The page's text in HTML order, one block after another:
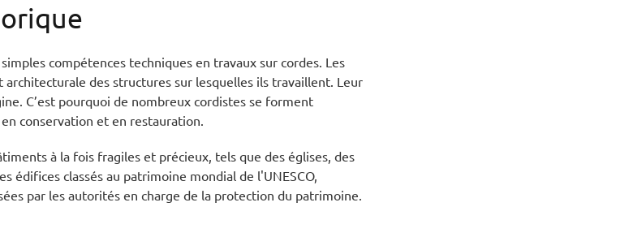
compétences techniques en travaux sur cordes. Les
des structures sur lesquelles ils travaillent. Leur
C’est pourquoi de nombreux cordistes se forment
conservation et en restauration.
à la fois fragiles et précieux, tels que des églises, des
classés au patrimoine mondial de l'UNESCO,
par les autorités en charge de la protection du patrimoine.